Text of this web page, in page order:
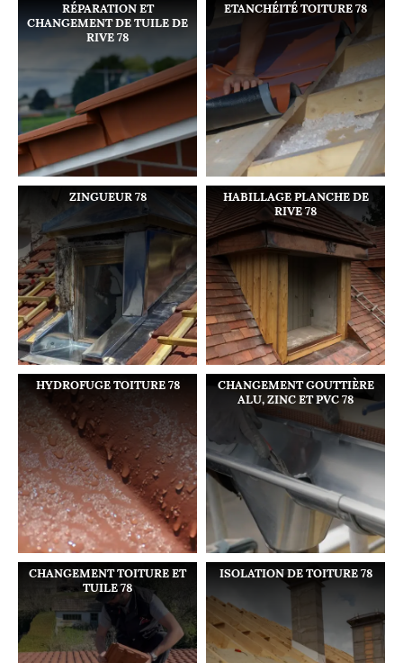
RÉPARATION ET
CHANGEMENT DE TUILE DE
RIVE 78
ETANCHÉITÉ TOITURE 78
ZINGUEUR 78
HABILLAGE PLANCHE DE
RIVE 78
HYDROFUGE TOITURE 78
CHANGEMENT GOUTTIÈRE
ALU, ZINC ET PVC 78
CHANGEMENT TOITURE ET
TUILE 78
ISOLATION DE TOITURE 78